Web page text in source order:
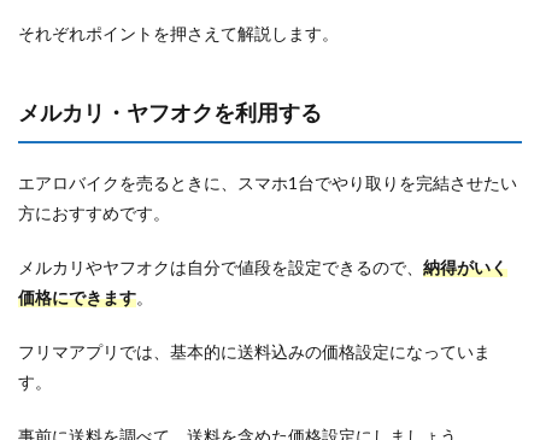
それぞれポイントを押さえて解説します。
メルカリ・ヤフオクを利用する
エアロバイクを売るときに、スマホ1台でやり取りを完結させたい
方におすすめです。
メルカリやヤフオクは自分で値段を設定できるので、 納得がいく
価格にできます。
フリマアプリでは、基本的に送料込みの価格設定になっていま
す。
事前に送料を調べて、送料を含めた価格設定にしましょう。